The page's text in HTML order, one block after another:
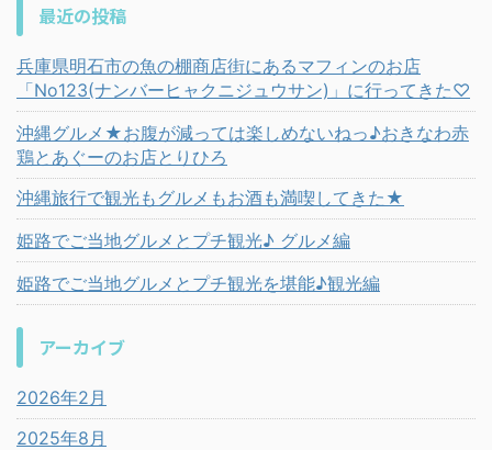
最近の投稿
兵庫県明石市の魚の棚商店街にあるマフィンのお店
「No123(ナンバーヒャクニジュウサン)」に行ってきた♡
沖縄グルメ★お腹が減っては楽しめないねっ♪おきなわ赤
鶏とあぐーのお店とりひろ
沖縄旅行で観光もグルメもお酒も満喫してきた★
姫路でご当地グルメとプチ観光♪ グルメ編
姫路でご当地グルメとプチ観光を堪能♪観光編
アーカイブ
2026年2月
2025年8月